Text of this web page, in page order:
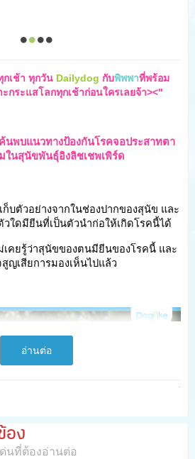
เช้า ทุกวัน Dailydog กับพิพพาที่พร้อม
กระแสโลกทุกเช้าก่อนใครเลยจ้า><"
นพบแนวทางป้องกันโรคจอประสาทตา
ในสุนัขพันธุ์อิงลิชเชพเพิร์ด
ก็บตัวอย่างจากในช่องปากของสุนัข และ
ใดมียีนที่เป็นตัวนำก่อให้เกิดโรคนี้ได้
เคยรู้ว่าสุนัขของตนมียีนของโรคนี้ และ
ญเสียการมองเห็นไปแล้ว
อ่านต่อ
·
อง
นที่ต้องอ่านต่อ